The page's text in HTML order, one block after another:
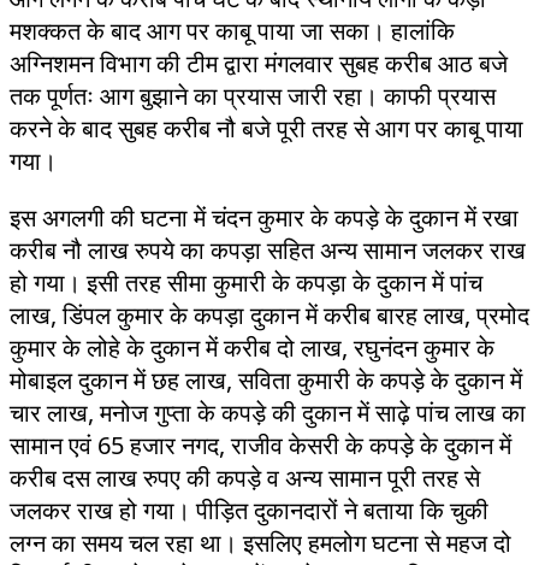
मशक्कत के बाद आग पर काबू पाया जा सका। हालांकि
अग्निशमन विभाग की टीम द्वारा मंगलवार सुबह करीब आठ बजे
तक पूर्णतः आग बुझाने का प्रयास जारी रहा। काफी प्रयास
करने के बाद सुबह करीब नौ बजे पूरी तरह से आग पर काबू पाया
गया।
इस अगलगी की घटना में चंदन कुमार के कपड़े के दुकान में रखा
करीब नौ लाख रुपये का कपड़ा सहित अन्य सामान जलकर राख
हो गया। इसी तरह सीमा कुमारी के कपड़ा के दुकान में पांच
लाख, डिंपल कुमार के कपड़ा दुकान में करीब बारह लाख, प्रमोद
कुमार के लोहे के दुकान में करीब दो लाख, रघुनंदन कुमार के
मोबाइल दुकान में छह लाख, सविता कुमारी के कपड़े के दुकान में
चार लाख, मनोज गुप्ता के कपड़े की दुकान में साढ़े पांच लाख का
सामान एवं 65 हजार नगद, राजीव केसरी के कपड़े के दुकान में
करीब दस लाख रुपए की कपड़े व अन्य सामान पूरी तरह से
जलकर राख हो गया। पीड़ित दुकानदारों ने बताया कि चुकी
लग्न का समय चल रहा था। इसलिए हमलोग घटना से महज दो